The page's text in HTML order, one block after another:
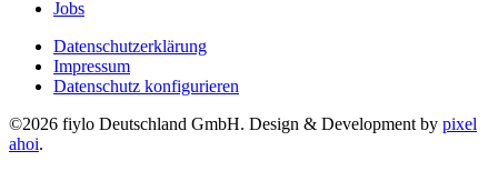
Jobs
Datenschutzerklärung
Impressum
Datenschutz konfigurieren
©2026 fiylo Deutschland GmbH. Design & Development by pixel
ahoi.